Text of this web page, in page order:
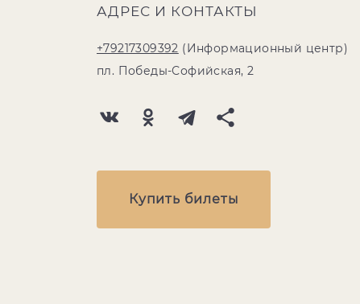
АДРЕС И КОНТАКТЫ
+79217309392 (Информационный центр)
пл. Победы-Софийская, 2
Купить билеты